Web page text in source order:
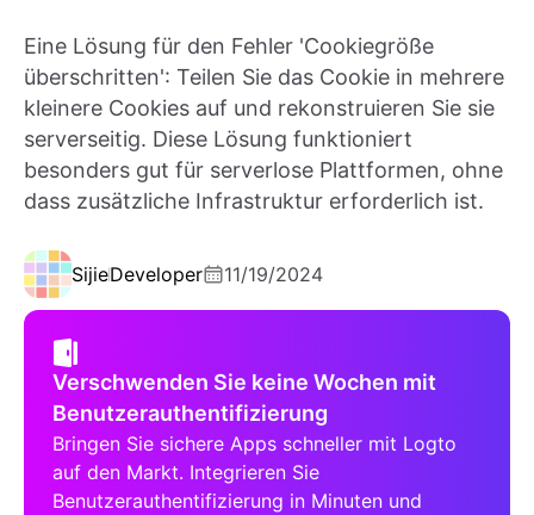
Eine Lösung für den Fehler 'Cookiegröße
überschritten': Teilen Sie das Cookie in mehrere
kleinere Cookies auf und rekonstruieren Sie sie
serverseitig. Diese Lösung funktioniert
besonders gut für serverlose Plattformen, ohne
dass zusätzliche Infrastruktur erforderlich ist.
SijieDeveloper 11/19/2024
Verschwenden Sie keine Wochen mit
Benutzerauthentifizierung
Bringen Sie sichere Apps schneller mit Logto
auf den Markt. Integrieren Sie
Benutzerauthentifizierung in Minuten und